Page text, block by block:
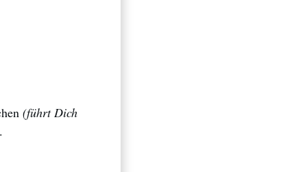
(führt Dich
.